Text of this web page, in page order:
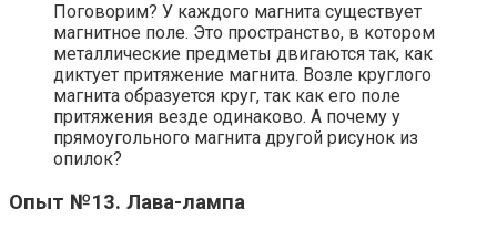
Поговорим? У каждого магнита существует
магнитное поле. Это пространство, в котором
металлические предметы двигаются так, как
диктует притяжение магнита. Возле круглого
магнита образуется круг, так как его поле
притяжения везде одинаково. А почему у
прямоугольного магнита другой рисунок из
опилок?
Опыт №13. Лава-лампа